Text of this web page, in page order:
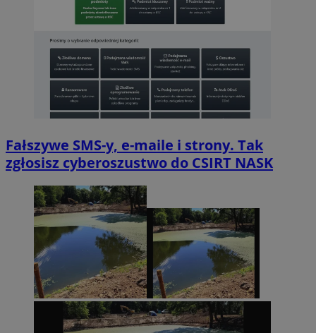
Fałszywe SMS-y, e-maile i strony. Tak
zgłosisz cyberoszustwo do CSIRT NASK